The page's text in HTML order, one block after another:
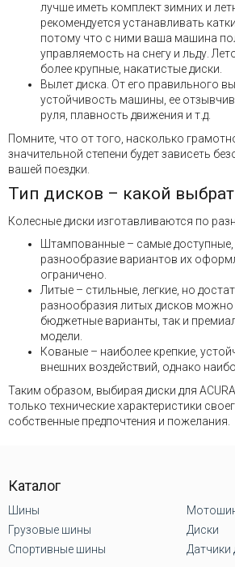
лучше иметь комплект зимних и
рекомендуется устанавливать
потому что с ними ваша машина
управляемость на снегу и льду.
более крупные, накатистые диски.
Вылет диска. От его правильного
устойчивость машины, ее
руля, плавность движения и т.д.
Помните, что от того, насколько
значительной степени будет зависеть
вашей поездки.
Тип дисков – какой
Колесные диски изготавливаются по
Штампованные – самые доступные,
разнообразие вариантов их
ограничено.
Литые – стильные, легкие, но
разнообразия литых дисков можно
бюджетные варианты, так и
модели.
Кованые – наиболее крепкие,
внешних воздействий, однако
Таким образом, выбирая диски для
только технические характеристики
собственные предпочтения и пожелания.
Каталог
Шины
Грузовые шины
Спортивные шины
Диски
Датчики